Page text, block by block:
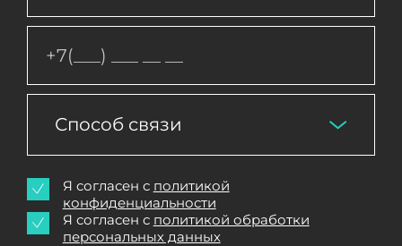
Способ связи
Я согласен с политикой
конфиденциальности
Я согласен с политикой обработки
персональных данных